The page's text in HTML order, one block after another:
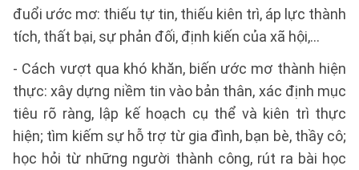
đuổi ước mơ: thiếu tự tin, thiếu kiên trì, áp lực thành
tích, thất bại, sự phản đối, định kiến của xã hội,...
- Cách vượt qua khó khăn, biến ước mơ thành hiện
thực: xây dựng niềm tin vào bản thân, xác định mục
tiêu rõ ràng, lập kế hoạch cụ thể và kiên trì thực
hiện; tìm kiếm sự hỗ trợ từ gia đình, bạn bè, thầy cô;
học hỏi từ những người thành công, rút ra bài học